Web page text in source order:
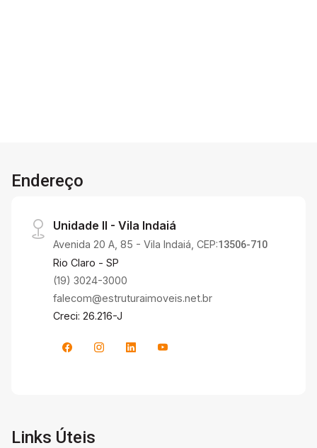
Endereço
Unidade II - Vila Indaiá
Avenida 20 A, 85 - Vila Indaiá, CEP:13506-710
Rio Claro - SP
(19) 3024-3000
falecom@estruturaimoveis.net.br
Creci: 26.216-J
Links Úteis